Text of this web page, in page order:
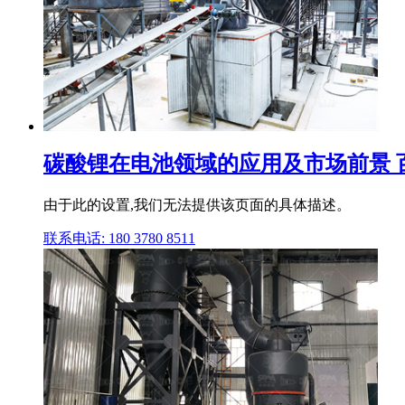
碳酸锂在电池领域的应用及市场前景
由于此的设置,我们无法提供该页面的具体描述。
联系电话: 180 3780 8511